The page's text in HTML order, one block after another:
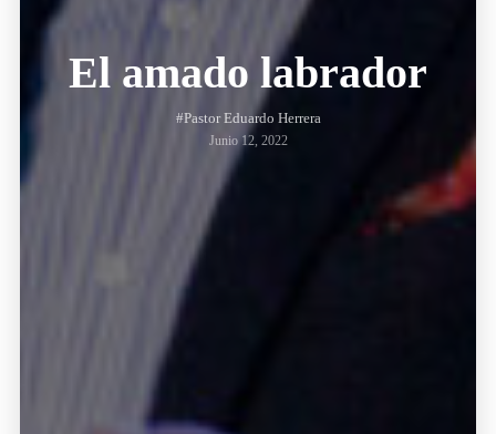
El amado labrador
#Pastor Eduardo Herrera
Junio 12, 2022